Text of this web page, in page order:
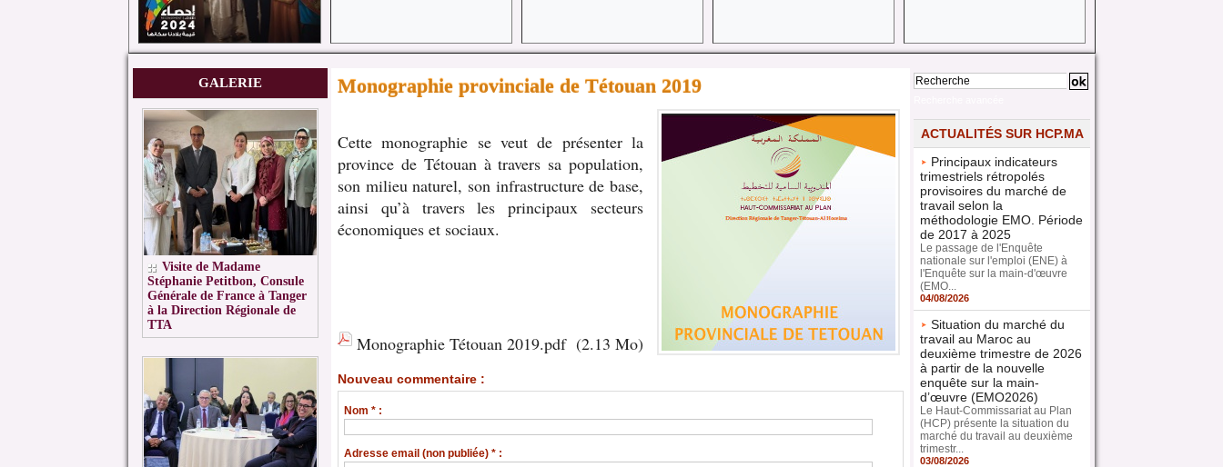
GALERIE
Visite de Madame
Stéphanie Petitbon, Consule
Générale de France à Tanger
à la Direction Régionale de
TTA
Monographie provinciale de Tétouan 2019
Cette monographie se veut de présenter la
province de Tétouan à travers sa population,
son milieu naturel, son infrastructure de base,
ainsi qu’à travers les principaux secteurs
économiques et sociaux.
Monographie Tétouan 2019.pdf (2.13 Mo)
Nouveau commentaire :
Nom * :
Adresse email (non publiée) * :
ACTUALITÉS SUR HCP.MA
Principaux indicateurs
trimestriels rétropolés
provisoires du marché de
travail selon la
méthodologie EMO. Période
de 2017 à 2025
Le passage de l'Enquête
nationale sur l'emploi (ENE) à
l'Enquête sur la main-d'œuvre
(EMO...
04/08/2026
Situation du marché du
travail au Maroc au
deuxième trimestre de 2026
à partir de la nouvelle
enquête sur la main-
d’œuvre (EMO2026)
Le Haut-Commissariat au Plan
(HCP) présente la situation du
marché du travail au deuxième
trimestr...
03/08/2026